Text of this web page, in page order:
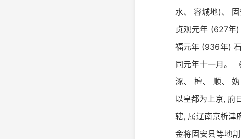
水、 容城地)、
贞观元年 (627年
福元年 (936年)
同元年十一月。
涿、 檀、 顺、
以皇都为上京, 府
辖, 属辽南京析津
金将固安县等地